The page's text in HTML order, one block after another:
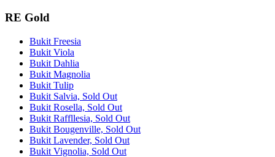
RE Gold
Bukit Freesia
Bukit Viola
Bukit Dahlia
Bukit Magnolia
Bukit Tulip
Bukit Salvia, Sold Out
Bukit Rosella, Sold Out
Bukit Raffllesia, Sold Out
Bukit Bougenville, Sold Out
Bukit Lavender, Sold Out
Bukit Vignolia, Sold Out